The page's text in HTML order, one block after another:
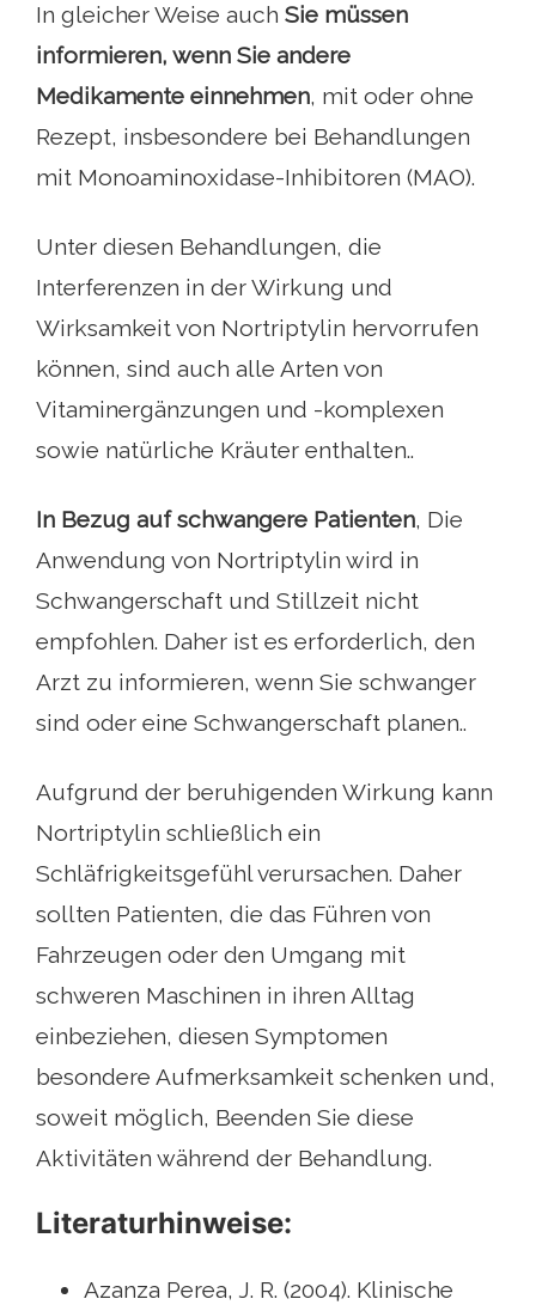
In gleicher Weise auch Sie müssen
informieren, wenn Sie andere
Medikamente einnehmen, mit oder ohne
Rezept, insbesondere bei Behandlungen
mit Monoaminoxidase-Inhibitoren (MAO).
Unter diesen Behandlungen, die
Interferenzen in der Wirkung und
Wirksamkeit von Nortriptylin hervorrufen
können, sind auch alle Arten von
Vitaminergänzungen und -komplexen
sowie natürliche Kräuter enthalten..
In Bezug auf schwangere Patienten, Die
Anwendung von Nortriptylin wird in
Schwangerschaft und Stillzeit nicht
empfohlen. Daher ist es erforderlich, den
Arzt zu informieren, wenn Sie schwanger
sind oder eine Schwangerschaft planen..
Aufgrund der beruhigenden Wirkung kann
Nortriptylin schließlich ein
Schläfrigkeitsgefühl verursachen. Daher
sollten Patienten, die das Führen von
Fahrzeugen oder den Umgang mit
schweren Maschinen in ihren Alltag
einbeziehen, diesen Symptomen
besondere Aufmerksamkeit schenken und,
soweit möglich, Beenden Sie diese
Aktivitäten während der Behandlung.
Literaturhinweise:
Azanza Perea, J. R. (2004). Klinische